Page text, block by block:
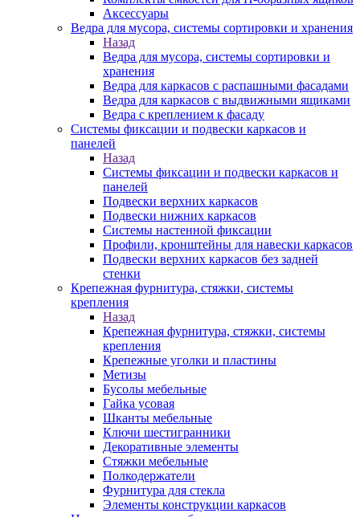
Аксессуары
Ведра для мусора, системы сортировки и хранения
Назад
Ведра для мусора, системы сортировки и
хранения
Ведра для каркасов с распашными фасадами
Ведра для каркасов с выдвижными ящиками
Ведра с креплением к фасаду
Системы фиксации и подвески каркасов и
панелей
Назад
Системы фиксации и подвески каркасов и
панелей
Подвески верхних каркасов
Подвески нижних каркасов
Системы настенной фиксации
Профили, кронштейны для навески каркасов
Подвески верхних каркасов без задней
стенки
Крепежная фурнитура, стяжки, системы
крепления
Назад
Крепежная фурнитура, стяжки, системы
крепления
Крепежные уголки и пластины
Метизы
Бусолы мебельные
Гайка усовая
Шканты мебельные
Ключи шестигранники
Декоративные элементы
Стяжки мебельные
Полкодержатели
Фурнитура для стекла
Элементы конструкции каркасов